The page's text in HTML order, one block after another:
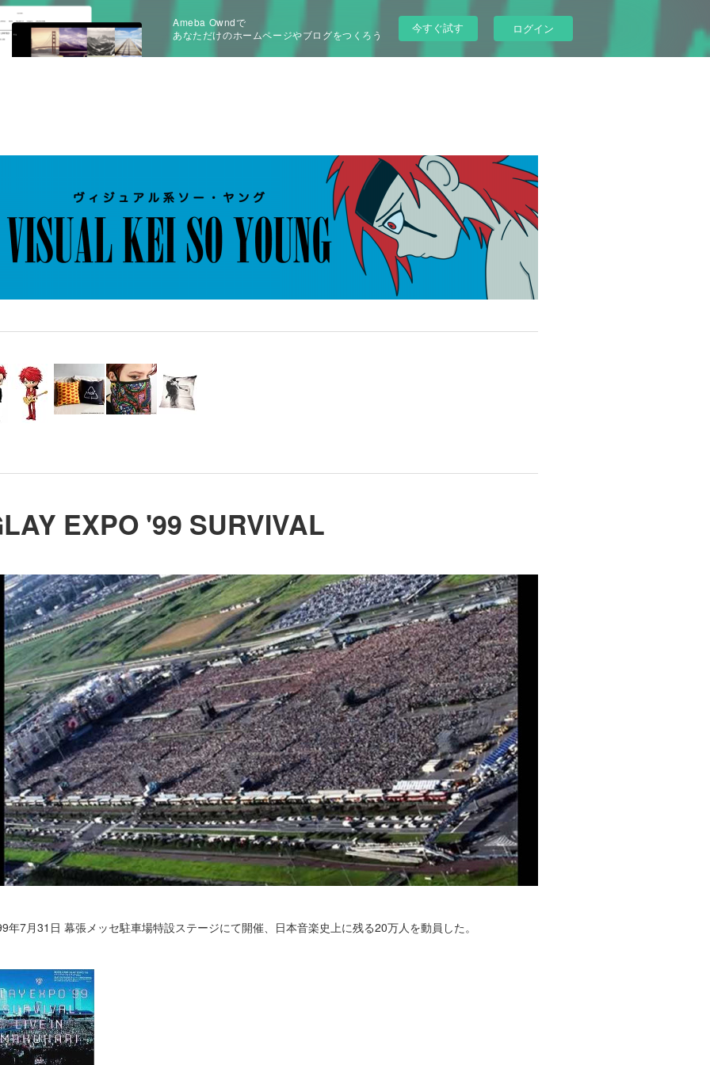
Ameba Owndで
あなただけのホームページやブログをつくろう
今すぐ試す ログイン
EXPO '99 SURVIVAL
年7月31日 幕張メッセ駐車場特設ステージにて開催、日本音楽史上に残る20万人を動員した。